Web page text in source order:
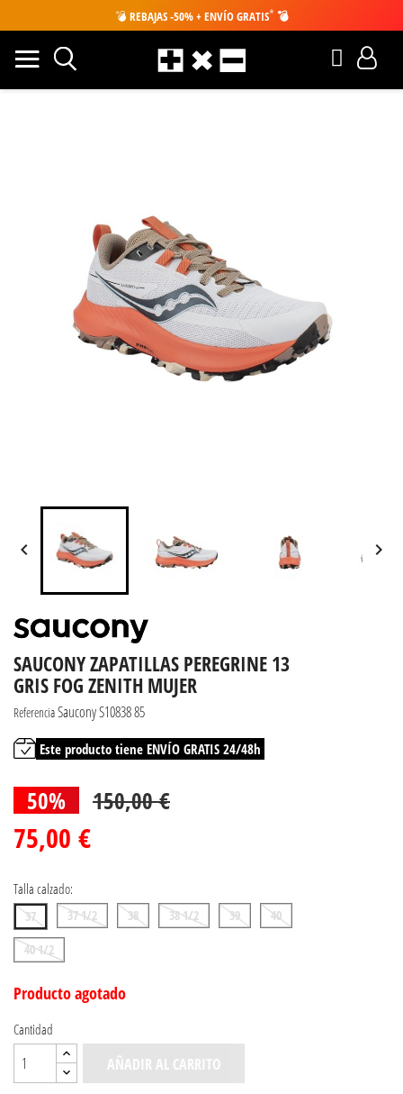
💣 REBAJAS -50% + ENVÍO GRATIS* 💣
 
SAUCONY ZAPATILLAS PEREGRINE 13
GRIS FOG ZENITH MUJER
ReferenciaSaucony S10838 85
Este producto tiene ENVÍO GRATIS 24/48h
50% 150,00 €
75,00 €
Talla calzado:
37 37 1/2 38 38 1/2 39
40
40 1/2
Producto agotado
Cantidad
AÑADIR AL CARRITO